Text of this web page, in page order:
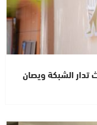
تدار الشبكة ويصان